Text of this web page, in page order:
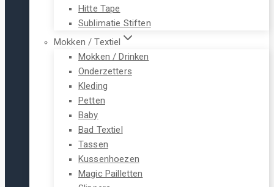
Hitte Tape
Sublimatie Stiften
Mokken / Textiel
Mokken / Drinken
Onderzetters
Kleding
Petten
Baby
Bad Textiel
Tassen
Kussenhoezen
Magic Pailletten